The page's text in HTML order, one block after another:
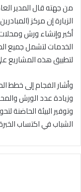
من جهته قال المدير
الزيارة إن مركز
أكبر وإنشاء ورش
الخدمات لتشمل جميع
لتطبيق هذه المشاريع
وأشار الفجام إلى خطط
وزيادة عدد الورش
وتوفير البيئة الحاضنة
الشباب في اكتساب